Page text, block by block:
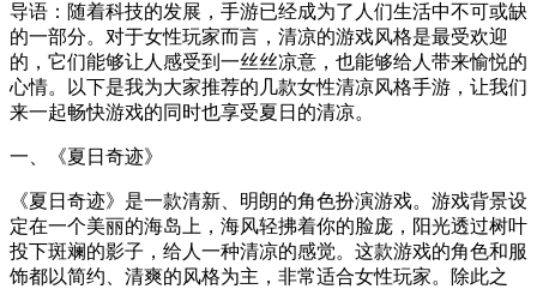
导语：随着科技的发展，手游已经成为了人们生活中不可或缺
的一部分。对于女性玩家而言，清凉的游戏风格是最受欢迎
的，它们能够让人感受到一丝丝凉意，也能够给人带来愉悦的
心情。以下是我为大家推荐的几款女性清凉风格手游，让我们
来一起畅快游戏的同时也享受夏日的清凉。
一、《夏日奇迹》
《夏日奇迹》是一款清新、明朗的角色扮演游戏。游戏背景设
定在一个美丽的海岛上，海风轻拂着你的脸庞，阳光透过树叶
投下斑斓的影子，给人一种清凉的感觉。这款游戏的角色和服
饰都以简约、清爽的风格为主，非常适合女性玩家。除此之